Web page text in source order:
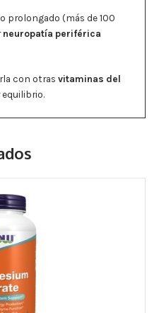
prolongado (más de 100
neuropatía periférica
con otras vitaminas del